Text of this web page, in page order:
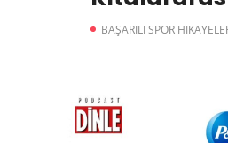
Boksör
BAŞARILI SPOR